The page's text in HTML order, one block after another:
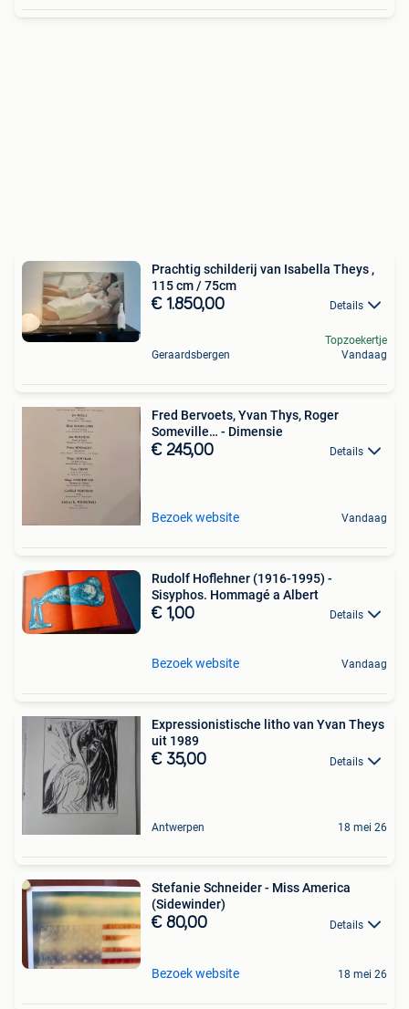
Prachtig schilderij van Isabella Theys ,
115 cm / 75cm
€ 1.850,00 Details
Geraardsbergen
Topzoekertje
Vandaag
Fred Bervoets, Yvan Thys, Roger
Someville… - Dimensie
€ 245,00 Details
Bezoek website Vandaag
Rudolf Hoflehner (1916-1995) -
Sisyphos. Hommagé a Albert
€ 1,00 Details
Bezoek website Vandaag
Expressionistische litho van Yvan Theys
uit 1989
€ 35,00 Details
Antwerpen 18 mei 26
Stefanie Schneider - Miss America
(Sidewinder)
€ 80,00 Details
Bezoek website 18 mei 26